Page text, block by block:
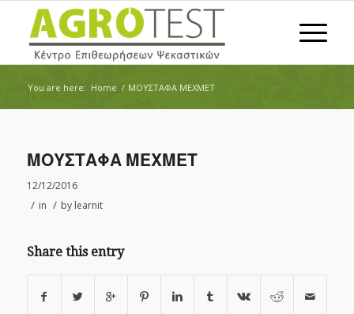
You are here: Home / ΜΟΥΣΤΑΦΑ ΜΕΧΜΕΤ
ΜΟΥΣΤΑΦΑ ΜΕΧΜΕΤ
12/12/2016
/ in / by learnit
Share this entry